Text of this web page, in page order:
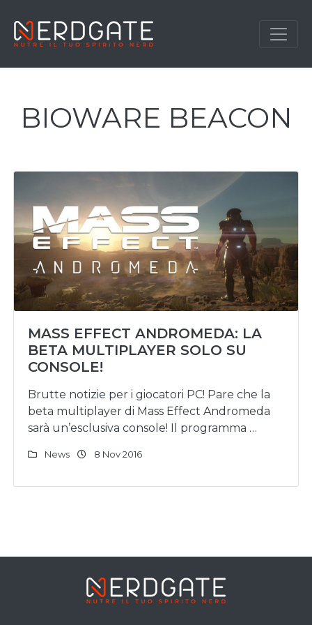
BIOWARE BEACON
MASS EFFECT ANDROMEDA: LA
BETA MULTIPLAYER SOLO SU
CONSOLE!
Brutte notizie per i giocatori PC! Pare che la
beta multiplayer di Mass Effect Andromeda
sarà un’esclusiva console! Il programma …
News 8 Nov 2016